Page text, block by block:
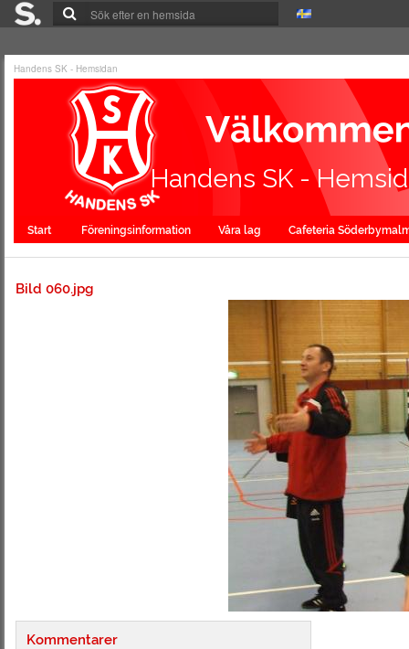
Handens SK - Hemsidan
Handens SK -
Start Föreningsinformation Våra lag Cafeteria
Bild 060.jpg
Kommentarer